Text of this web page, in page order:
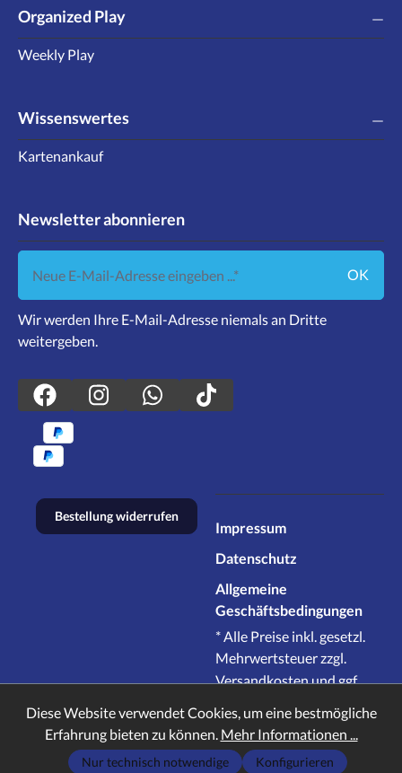
Organized Play
Weekly Play
Wissenswertes
Kartenankauf
Newsletter abonnieren
Neue E-Mail-Adresse eingeben ...
OK
Wir werden Ihre E-Mail-Adresse niemals an Dritte
weitergeben.
Bestellung widerrufen
Impressum
Datenschutz
Allgemeine
Geschäftsbedingungen
* Alle Preise inkl. gesetzl.
Mehrwertsteuer zzgl.
Versandkostenund ggf.
wenn nicht anders
angegeben.
Diese Website verwendet Cookies, um eine bestmögliche
Erfahrung bieten zu können. Mehr Informationen ...
Nur technisch notwendige Konfigurieren